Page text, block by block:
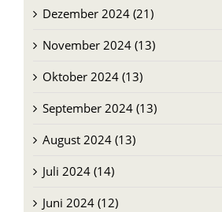
Dezember 2024 (21)
November 2024 (13)
Oktober 2024 (13)
September 2024 (13)
August 2024 (13)
Juli 2024 (14)
Juni 2024 (12)